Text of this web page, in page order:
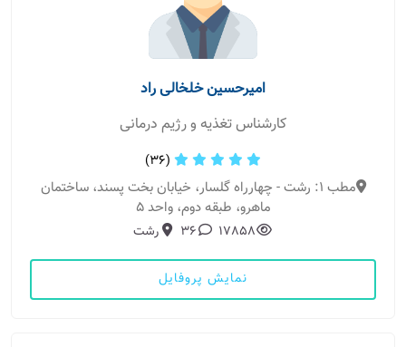
امیرحسین خلخالی راد
کارشناس تغذیه و رژیم درمانی
(36)
مطب 1: رشت - چهارراه گلسار، خیابان بخت پسند، ساختمان
ماهرو، طبقه دوم، واحد ۵
17858
36 رشت
نمایش پروفایل